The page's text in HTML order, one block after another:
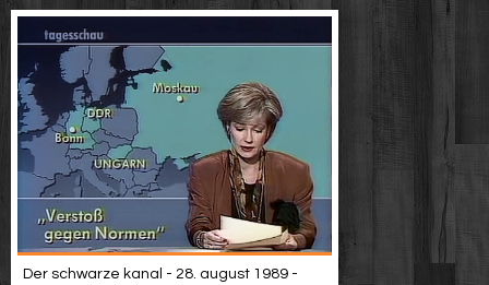
Der schwarze kanal - 28. august 1989 -